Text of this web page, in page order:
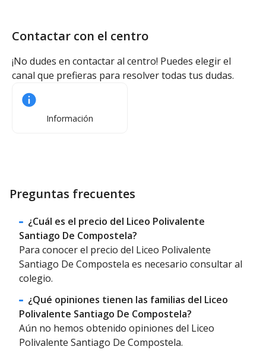
Contactar con el centro
¡No dudes en contactar al centro! Puedes elegir el
canal que prefieras para resolver todas tus dudas.
Información
Preguntas frecuentes
¿Cuál es el precio del Liceo Polivalente
Santiago De Compostela?
Para conocer el precio del Liceo Polivalente
Santiago De Compostela es necesario consultar al
colegio.
¿Qué opiniones tienen las familias del Liceo
Polivalente Santiago De Compostela?
Aún no hemos obtenido opiniones del Liceo
Polivalente Santiago De Compostela.